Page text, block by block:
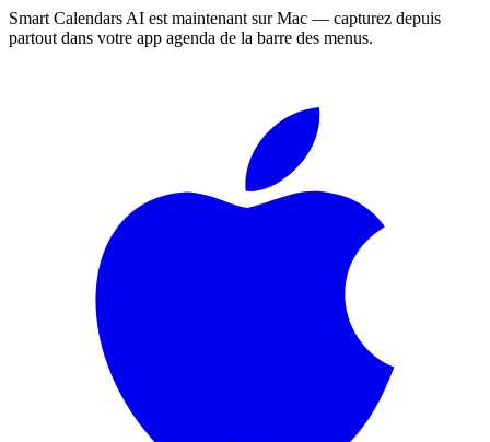
Smart Calendars AI est maintenant sur Mac — capturez depuis
partout dans votre app agenda de la barre des menus.